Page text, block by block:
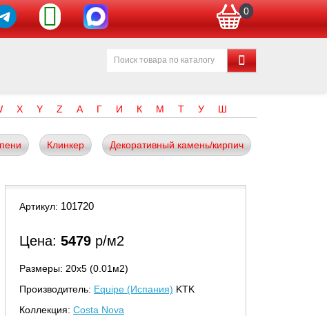
0
X Y Z А Г И К М Т У Ш
Клинкер Декоративный камень/кирпич
Артикул: 101720
Цена: 5479 р/м2
Размеры: 20х5 (0.01м2)
Производитель: Equipe (Испания) KTK
Коллекция: Costa Nova